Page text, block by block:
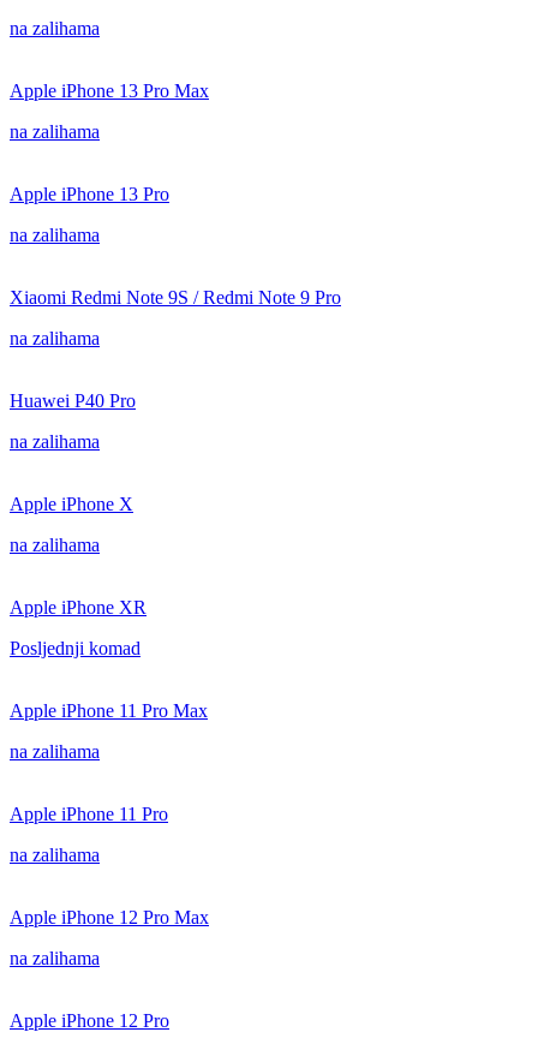
na zalihama
Apple iPhone 13 Pro Max
na zalihama
Apple iPhone 13 Pro
na zalihama
Xiaomi Redmi Note 9S / Redmi Note 9 Pro
na zalihama
Huawei P40 Pro
na zalihama
Apple iPhone X
na zalihama
Apple iPhone XR
Posljednji komad
Apple iPhone 11 Pro Max
na zalihama
Apple iPhone 11 Pro
na zalihama
Apple iPhone 12 Pro Max
na zalihama
Apple iPhone 12 Pro